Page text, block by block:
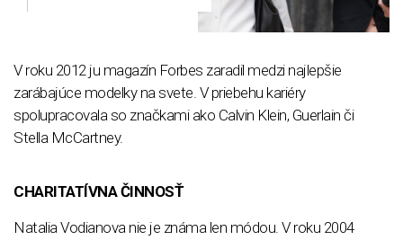
V roku 2012 ju magazín Forbes zaradil medzi najlepšie
zarábajúce modelky na svete. V priebehu kariéry
spolupracovala so značkami ako Calvin Klein, Guerlain či
Stella McCartney.
CHARITATÍVNA ČINNOSŤ
Natalia Vodianova nie je známa len módou. V roku 2004